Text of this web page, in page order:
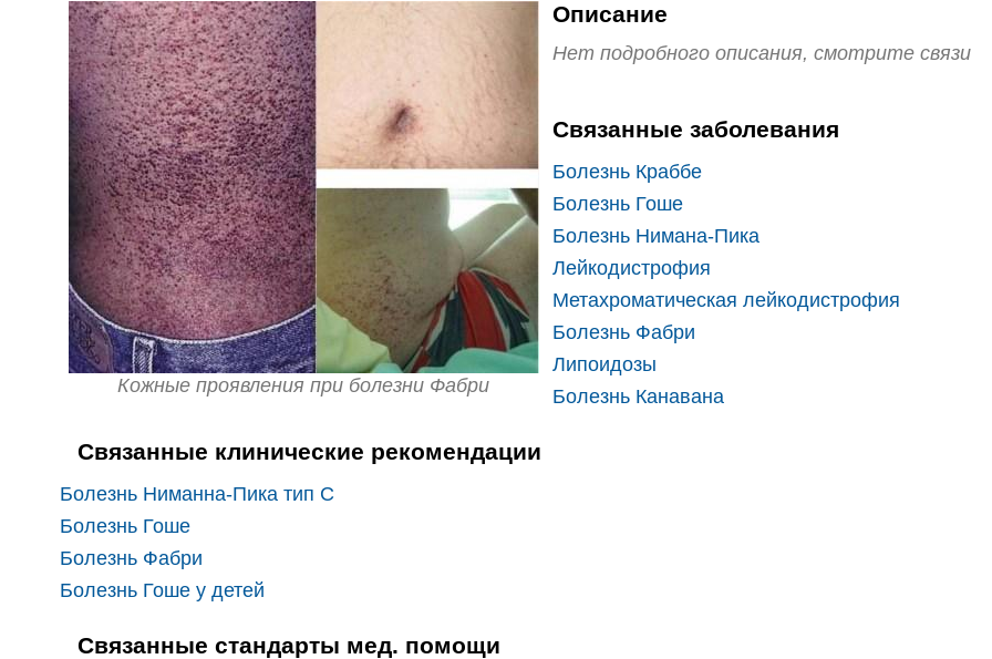
Кожные проявления при болезни Фабри
Описание
Нет подробного описания, смотрите связи
Связанные заболевания
Болезнь Краббе
Болезнь Гоше
Болезнь Нимана-Пика
Лейкодистрофия
Метахроматическая лейкодистрофия
Болезнь Фабри
Липоидозы
Болезнь Канавана
Связанные клинические рекомендации
Болезнь Ниманна-Пика тип С
Болезнь Гоше
Болезнь Фабри
Болезнь Гоше у детей
Связанные стандарты мед. помощи